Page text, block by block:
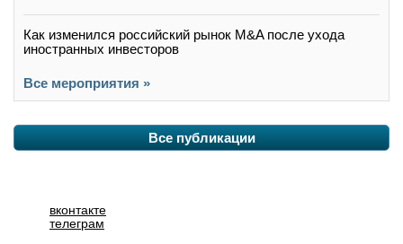
Как изменился российский рынок M&A после ухода
иностранных инвесторов
Все мероприятия »
Все публикации
вконтакте
телеграм